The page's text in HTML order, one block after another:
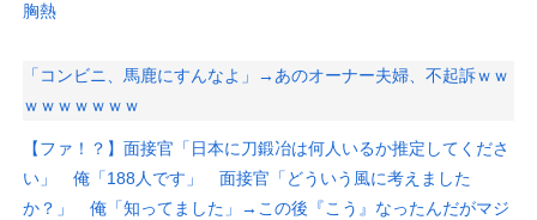
胸熱
「コンビニ、馬鹿にすんなよ」→あのオーナー夫婦、不起訴ｗｗ
ｗｗｗｗｗｗｗ
【ファ！？】面接官「日本に刀鍛冶は何人いるか推定してくださ
い」 俺「188人です」 面接官「どういう風に考えました
か？」 俺「知ってました」→この後『こう』なったんだがマジ